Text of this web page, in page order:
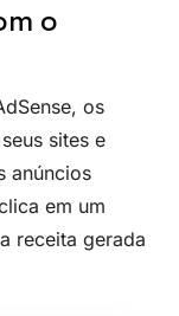
o
os
sites e
anúncios
em um
receita gerada